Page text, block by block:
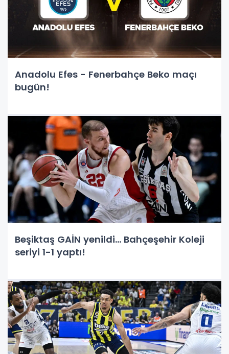
Anadolu Efes - Fenerbahçe Beko maçı
bugün!
Beşiktaş GAİN yenildi… Bahçeşehir Koleji
seriyi 1-1 yaptı!